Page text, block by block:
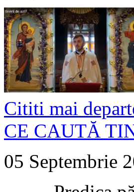
Cititi mai
CE CAUTĂ
05 Septembrie